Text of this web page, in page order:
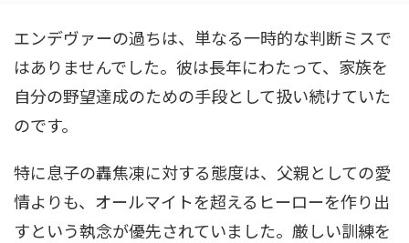
エンデヴァーの過ちは、単なる一時的な判断ミスで
はありませんでした。彼は長年にわたって、家族を
自分の野望達成のための手段として扱い続けていた
のです。
特に息子の轟焦凍に対する態度は、父親としての愛
情よりも、オールマイトを超えるヒーローを作り出
すという執念が優先されていました。厳しい訓練を